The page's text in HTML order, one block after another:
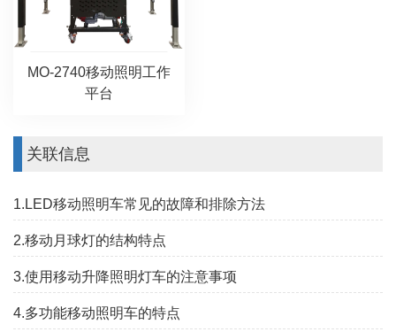
MO-2740移动照明工作
平台
关联信息
1.LED移动照明车常见的故障和排除方法
2.移动月球灯的结构特点
3.使用移动升降照明灯车的注意事项
4.多功能移动照明车的特点